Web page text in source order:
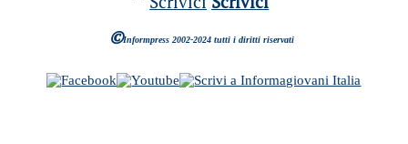
©Informpress 2002-2024 tutti i diritti riservati